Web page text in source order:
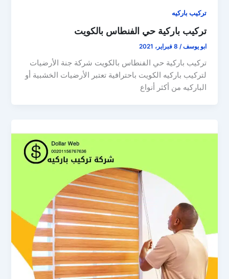
تركيب باركيه
تركيب باركية حي الفنطاس بالكويت
ابو يوسف/ 8 فبراير، 2021
تركيب باركية حي الفنطاس بالكويت شركة جنة الأرضيات
لتركيب باركيه الكويت باحترافية تعتبر الأرضيات الخشبية أو
الباركيه من أكثر أنواع